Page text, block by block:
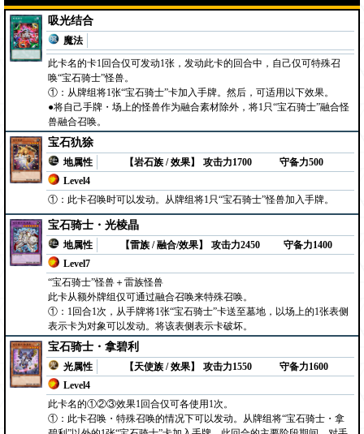
吸光结合
魔法
此卡名的卡1回合仅可发动1张，发动此卡的回合中，自己仅可特殊召
唤“宝石骑士”怪兽。
①：从牌组将1张“宝石骑士”卡加入手牌。然后，可适用以下效果。
●将自己手牌・场上的怪兽作为融合素材除外，将1只“宝石骑士”融合怪
兽融合召唤。
宝石犰狳
地属性
【岩石族 / 效果】
Level4
攻击力1700 守备力500
①：此卡召唤时可以发动。从牌组将1只“宝石骑士”怪兽加入手牌。
宝石骑士・光棱晶
地属性
【雷族 / 融合/效果】
Level7
攻击力2450 守备力1400
“宝石骑士”怪兽＋雷族怪兽
此卡从额外牌组仅可通过融合召唤来特殊召唤。
①：1回合1次，从手牌将1张“宝石骑士”卡送至墓地，以场上的1张表侧
表示卡为对象可以发动。将该表侧表示卡破坏。
宝石骑士・拿碧利
光属性
【天使族 / 效果】
Level4
攻击力1550 守备力1600
此卡名的①②③效果1回合仅可各使用1次。
①：此卡召唤・特殊召唤的情况下可以发动。从牌组将“宝石骑士・拿